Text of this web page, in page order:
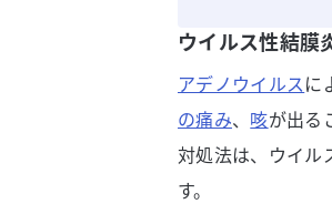
ウイルス性結膜
アデノウイルス に
の痛み、 咳が出る
対処法は、ウイル
す。